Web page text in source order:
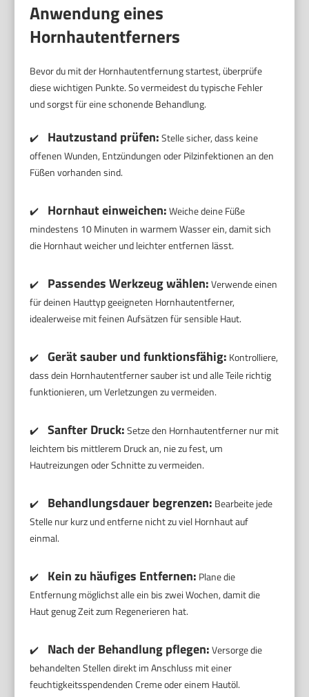
Anwendung eines
Hornhautentferners
Bevor du mit der Hornhautentfernung startest, überprüfe
diese wichtigen Punkte. So vermeidest du typische Fehler
und sorgst für eine schonende Behandlung.
✔️ Hautzustand prüfen:Stelle sicher, dass keine
offenen Wunden, Entzündungen oder Pilzinfektionen an den
Füßen vorhanden sind.
✔️ Hornhaut einweichen:Weiche deine Füße
mindestens 10 Minuten in warmem Wasser ein, damit sich
die Hornhaut weicher und leichter entfernen lässt.
✔️ Passendes Werkzeug wählen:Verwende einen
für deinen Hauttyp geeigneten Hornhautentferner,
idealerweise mit feinen Aufsätzen für sensible Haut.
✔️ Gerät sauber und funktionsfähig: Kontrolliere,
dass dein Hornhautentferner sauber ist und alle Teile richtig
funktionieren, um Verletzungen zu vermeiden.
✔️ Sanfter Druck:Setze den Hornhautentferner nur mit
leichtem bis mittlerem Druck an, nie zu fest, um
Hautreizungen oder Schnitte zu vermeiden.
✔️ Behandlungsdauer begrenzen: Bearbeite jede
Stelle nur kurz und entferne nicht zu viel Hornhaut auf
einmal.
✔️ Kein zu häufiges Entfernen: Plane die
Entfernung möglichst alle ein bis zwei Wochen, damit die
Haut genug Zeit zum Regenerieren hat.
✔️ Nach der Behandlung pflegen:Versorge die
behandelten Stellen direkt im Anschluss mit einer
feuchtigkeitsspendenden Creme oder einem Hautöl.